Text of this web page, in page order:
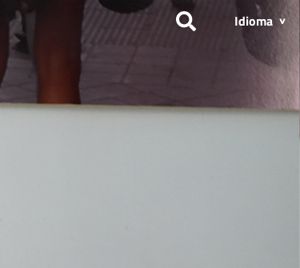
Idioma